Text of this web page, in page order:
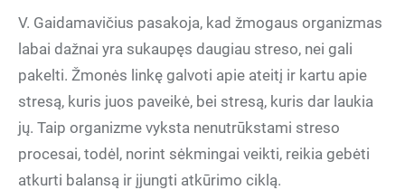
V. Gaidamavičius pasakoja, kad žmogaus organizmas
labai dažnai yra sukaupęs daugiau streso, nei gali
pakelti. Žmonės linkę galvoti apie ateitį ir kartu apie
stresą, kuris juos paveikė, bei stresą, kuris dar laukia
jų. Taip organizme vyksta nenutrūkstami streso
procesai, todėl, norint sėkmingai veikti, reikia gebėti
atkurti balansą ir įjungti atkūrimo ciklą.